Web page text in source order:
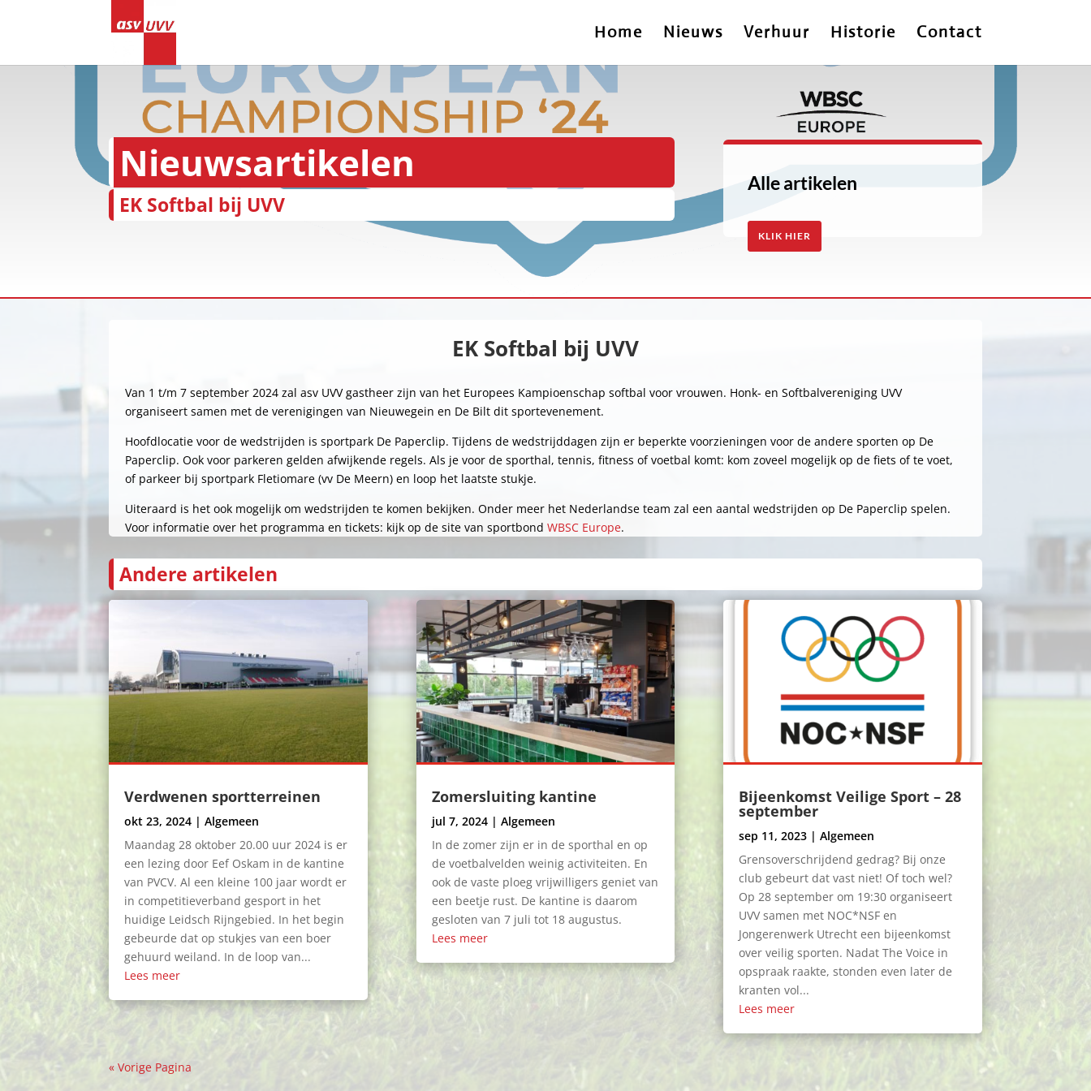
Home Nieuws Verhuur Historie Contact
Nieuwsartikelen
EK Softbal bij UVV
Alle artikelen
KLIK HIER
EK Softbal bij UVV
Van 1 t/m 7 september 2024 zal asv UVV gastheer zijn van het Europees Kampioenschap softbal voor vrouwen. Honk- en Softbalvereniging UVV
organiseert samen met de verenigingen van Nieuwegein en De Bilt dit sportevenement.
Hoofdlocatie voor de wedstrijden is sportpark De Paperclip. Tijdens de wedstrijddagen zijn er beperkte voorzieningen voor de andere sporten op De
Paperclip. Ook voor parkeren gelden afwijkende regels. Als je voor de sporthal, tennis, fitness of voetbal komt: kom zoveel mogelijk op de fiets of te voet,
of parkeer bij sportpark Fletiomare (vv De Meern) en loop het laatste stukje.
Uiteraard is het ook mogelijk om wedstrijden te komen bekijken. Onder meer het Nederlandse team zal een aantal wedstrijden op De Paperclip spelen.
Voor informatie over het programma en tickets: kijk op de site van sportbondWBSC Europe.
Andere artikelen
Verdwenen sportterreinen
okt 23, 2024 |Algemeen
Maandag 28 oktober 20.00 uur 2024 is er
een lezing door Eef Oskam in de kantine
van PVCV. Al een kleine 100 jaar wordt er
in competitieverband gesport in het
huidige Leidsch Rijngebied. In het begin
gebeurde dat op stukjes van een boer
gehuurd weiland. In de loop van...
Lees meer
Zomersluiting kantine
jul 7, 2024| Algemeen
In de zomer zijn er in de sporthal en op
de voetbalvelden weinig activiteiten. En
ook de vaste ploeg vrijwilligers geniet van
een beetje rust. De kantine is daarom
gesloten van 7 juli tot 18 augustus.
Lees meer
Bijeenkomst Veilige Sport – 28
september
sep 11, 2023| Algemeen
Grensoverschrijdend gedrag? Bij onze
club gebeurt dat vast niet! Of toch wel?
Op 28 september om 19:30 organiseert
UVV samen met NOC*NSF en
Jongerenwerk Utrecht een bijeenkomst
over veilig sporten. Nadat The Voice in
opspraak raakte, stonden even later de
kranten vol...
Lees meer
« Vorige Pagina